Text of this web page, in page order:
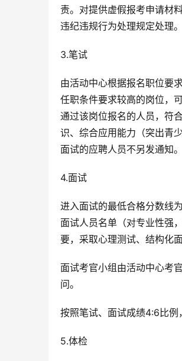
责。对提供虚假报考申请材
违纪违规行为处理规定处理。
3.笔试
由活动中心根据报名职位要
任职条件要求较高的岗位，
通过该岗位报名的人员，符
识、综合应用能力（突出青
面试的应聘人员不另发通知。
4.面试
进入面试的最低合格分数线
面试人员名单（对专业性强
要，采取心理测试、结构化
面试考官小组由活动中心考
问。
按照笔试、面试成绩4:6比例
5.体检